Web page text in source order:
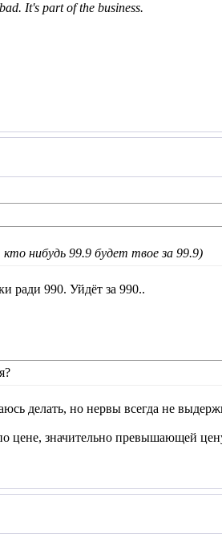
It's part of the business.
нибудь 99.9 будет твое за 99.9)
ради 990. Уйдёт за 990..
делать, но нервы всегда не
цене, значительно превышающей